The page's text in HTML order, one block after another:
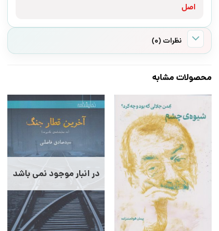
اصل
نظرات (0)
محصولات مشابه
در انبار موجود نمی باشد